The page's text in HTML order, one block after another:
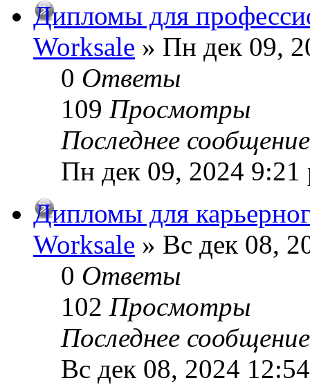
Дипломы для
Worksale » Пн дек 09,
0 Ответы
109 Просмотры
Последнее
Пн дек 09, 2024 9:21
Дипломы для
Worksale » Вс дек 08,
0 Ответы
102 Просмотры
Последнее
Вс дек 08, 2024